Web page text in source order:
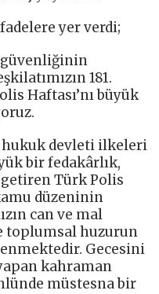
yer verdi;
181.
Haftası’nı büyük
hukuk devleti ilkeleri
bir fedakârlık,
getiren Türk Polis
düzeninin
can ve mal
toplumsal huzurun
Gecesini
kahraman
müstesna bir